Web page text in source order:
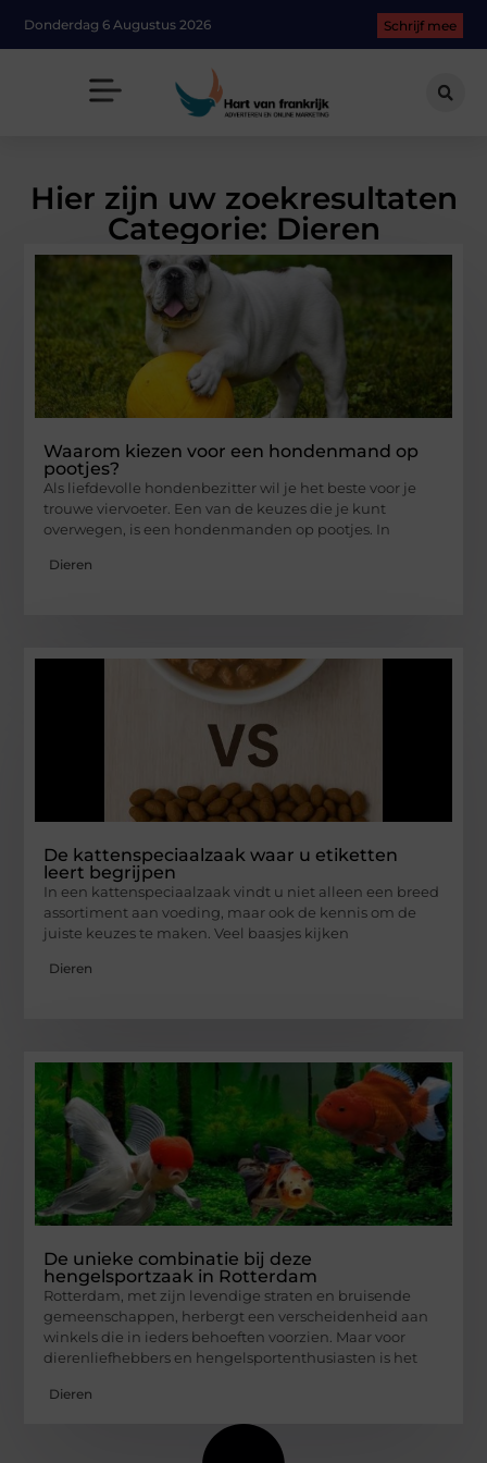
Donderdag 6 Augustus 2026 Schrijf mee
Hier zijn uw zoekresultaten
Categorie: Dieren
Waarom kiezen voor een hondenmand op
pootjes?
Als liefdevolle hondenbezitter wil je het beste voor je
trouwe viervoeter. Een van de keuzes die je kunt
overwegen, is een hondenmanden op pootjes. In
Dieren
De kattenspeciaalzaak waar u etiketten
leert begrijpen
In een kattenspeciaalzaak vindt u niet alleen een breed
assortiment aan voeding, maar ook de kennis om de
juiste keuzes te maken. Veel baasjes kijken
Dieren
De unieke combinatie bij deze
hengelsportzaak in Rotterdam
Rotterdam, met zijn levendige straten en bruisende
gemeenschappen, herbergt een verscheidenheid aan
winkels die in ieders behoeften voorzien. Maar voor
dierenliefhebbers en hengelsportenthusiasten is het
Dieren